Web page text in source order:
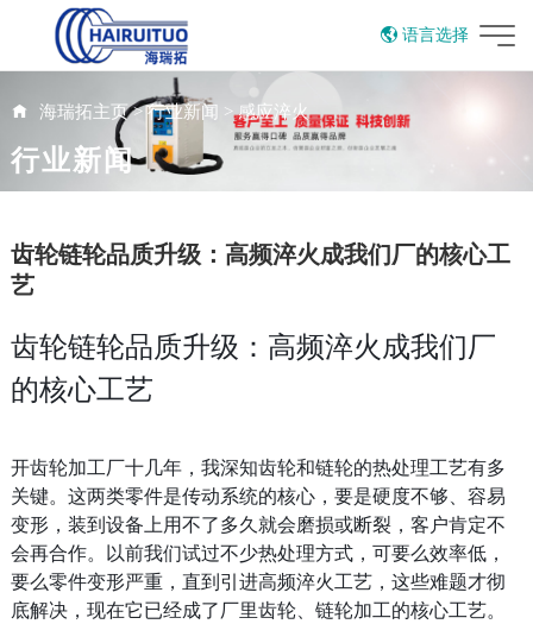
语言选择
海瑞拓主页>行业新闻 >感应淬火
行业新闻
齿轮链轮品质升级：高频淬火成我们厂的核心工
艺
齿轮链轮品质升级：高频淬火成我们厂
的核心工艺
开齿轮加工厂十几年，我深知齿轮和链轮的热处理工艺有多
关键。这两类零件是传动系统的核心，要是硬度不够、容易
变形，装到设备上用不了多久就会磨损或断裂，客户肯定不
会再合作。以前我们试过不少热处理方式，可要么效率低，
要么零件变形严重，直到引进高频淬火工艺，这些难题才彻
底解决，现在它已经成了厂里齿轮、链轮加工的核心工艺。